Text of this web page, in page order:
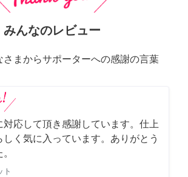
みんなのレビュー
さまからサポーターへの感謝の言葉
対応して頂き感謝しています。仕上
しく気に入っています。ありがとう
ト